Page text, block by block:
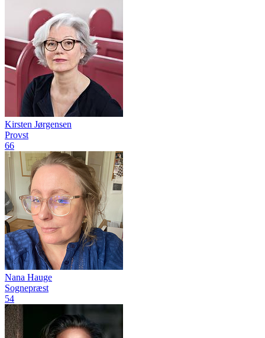
Kirsten Jørgensen
Provst
66
Nana Hauge
Sognepræst
54